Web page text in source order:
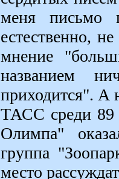
меня письмо
естественно,
мнение
названием
приходится". А
ТАСС среди 89
Олимпа"
группа
место